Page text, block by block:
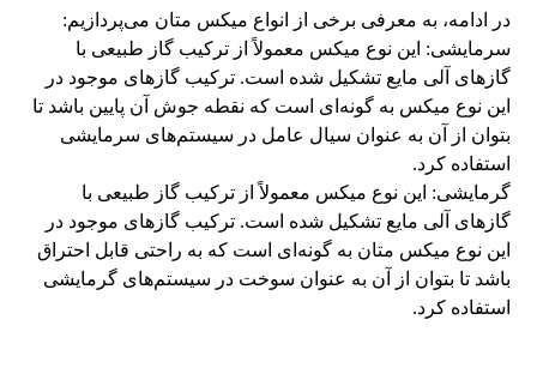
در ادامه، به معرفی برخی از انواع میکس متان می‌پردازیم:
سرمایشی: این نوع میکس معمولاً از ترکیب گاز طبیعی با
گازهای آلی مایع تشکیل شده است. ترکیب گازهای موجود در
این نوع میکس به گونه‌ای است که نقطه جوش آن پایین باشد تا
بتوان از آن به عنوان سیال عامل در سیستم‌های سرمایشی
استفاده کرد.
گرمایشی: این نوع میکس معمولاً از ترکیب گاز طبیعی با
گازهای آلی مایع تشکیل شده است. ترکیب گازهای موجود در
این نوع میکس متان به گونه‌ای است که به راحتی قابل احتراق
باشد تا بتوان از آن به عنوان سوخت در سیستم‌های گرمایشی
استفاده کرد.